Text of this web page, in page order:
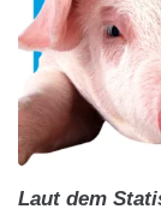
Laut dem